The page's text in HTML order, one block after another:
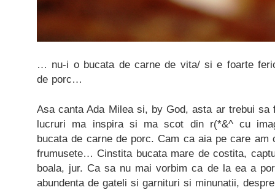
… nu-i o bucata de carne de vita/ si e foarte
de porc…
Asa canta Ada Milea si, by God, asta ar trebui sa
lucruri ma inspira si ma scot din r(*&^ cu
bucata de carne de porc. Cam ca aia pe care am
frumusete… Cinstita bucata mare de costita,
boala, jur. Ca sa nu mai vorbim ca de la ea a
abundenta de gateli si garnituri si minunatii,